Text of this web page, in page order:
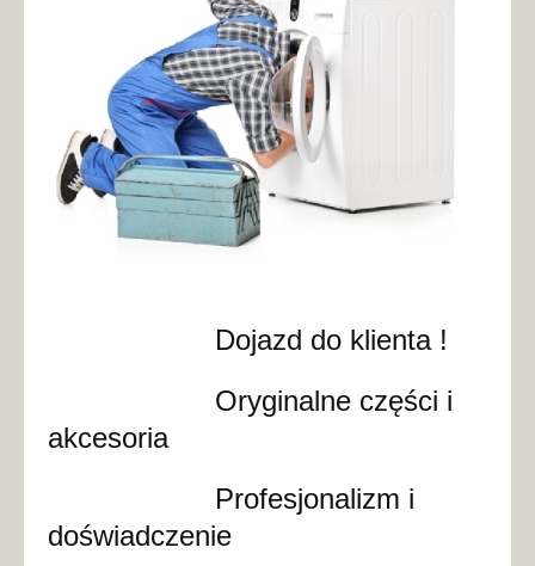
Dojazd do klienta !
Oryginalne części i
akcesoria
Profesjonalizm i
doświadczenie